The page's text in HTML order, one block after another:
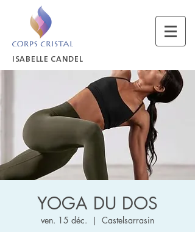
ISABELLE CANDEL
YOGA DU DOS
ven. 15 déc.
  |
Castelsarrasin